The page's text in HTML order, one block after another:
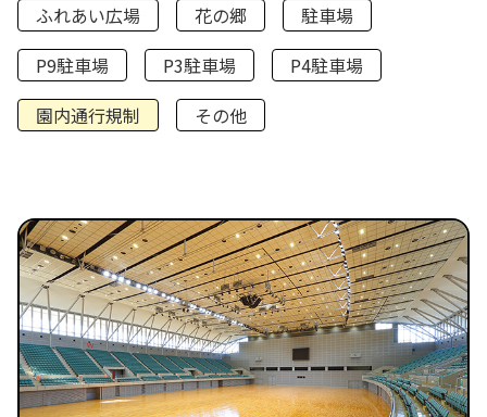
ふれあい広場
花の郷
駐車場
P9駐車場
P3駐車場
P4駐車場
園内通行規制
その他